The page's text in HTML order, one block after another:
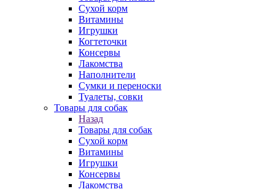
Cухой корм
Витамины
Игрушки
Когтеточки
Консервы
Лакомства
Наполнители
Сумки и переноски
Туалеты, совки
Товары для собак
Назад
Товары для собак
Cухой корм
Витамины
Игрушки
Консервы
Лакомства